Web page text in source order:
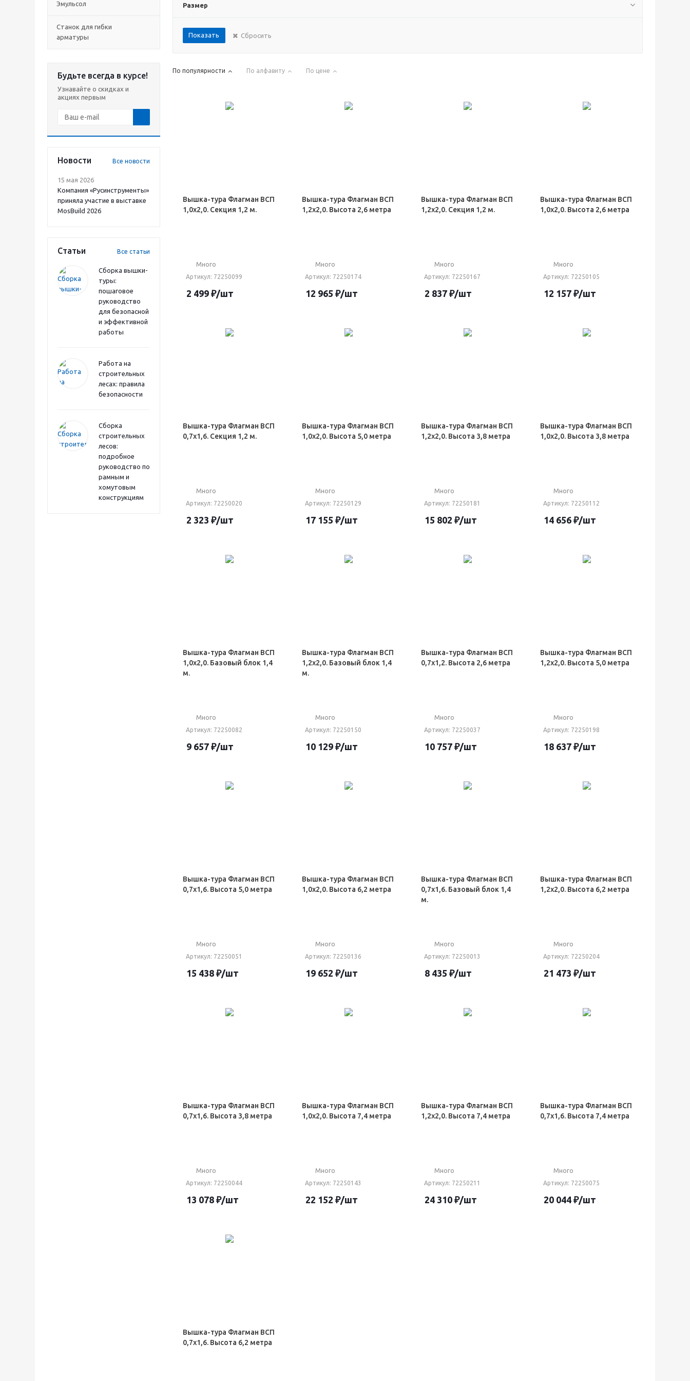
Эмульсол
Станок для гибки
арматуры
Будьте всегда в курсе!
Узнавайте о скидках и
акциях первым
Новости Все новости
15 мая 2026
Компания «Русинструменты»
приняла участие в выставке
MosBuild 2026
Статьи Все статьи
Сборка вышки-
туры:
пошаговое
руководство
для безопасной
и эффективной
работы
Работа на
строительных
лесах: правила
безопасности
Сборка
строительных
лесов:
подробное
руководство по
рамным и
хомутовым
конструкциям
Размер
Показать Сбросить
По популярности По алфавиту По цене
Вышка-тура Флагман ВСП
1,0х2,0. Секция 1,2 м.
Много
Артикул: 72250099
2 499 ₽/шт
Вышка-тура Флагман ВСП
1,2х2,0. Высота 2,6 метра
Много
Артикул: 72250174
12 965 ₽/шт
Вышка-тура Флагман ВСП
1,2х2,0. Секция 1,2 м.
Много
Артикул: 72250167
2 837 ₽/шт
Вышка-тура Флагман ВСП
1,0х2,0. Высота 2,6 метра
Много
Артикул: 72250105
12 157 ₽/шт
Вышка-тура Флагман ВСП
0,7х1,6. Секция 1,2 м.
Много
Артикул: 72250020
2 323 ₽/шт
Вышка-тура Флагман ВСП
1,0х2,0. Высота 5,0 метра
Много
Артикул: 72250129
17 155 ₽/шт
Вышка-тура Флагман ВСП
1,2х2,0. Высота 3,8 метра
Много
Артикул: 72250181
15 802 ₽/шт
Вышка-тура Флагман ВСП
1,0х2,0. Высота 3,8 метра
Много
Артикул: 72250112
14 656 ₽/шт
Вышка-тура Флагман ВСП
1,0х2,0. Базовый блок 1,4
м.
Много
Артикул: 72250082
9 657 ₽/шт
Вышка-тура Флагман ВСП
1,2х2,0. Базовый блок 1,4
м.
Много
Артикул: 72250150
10 129 ₽/шт
Вышка-тура Флагман ВСП
0,7х1,2. Высота 2,6 метра
Много
Артикул: 72250037
10 757 ₽/шт
Вышка-тура Флагман ВСП
1,2х2,0. Высота 5,0 метра
Много
Артикул: 72250198
18 637 ₽/шт
Вышка-тура Флагман ВСП
0,7х1,6. Высота 5,0 метра
Много
Артикул: 72250051
15 438 ₽/шт
Вышка-тура Флагман ВСП
1,0х2,0. Высота 6,2 метра
Много
Артикул: 72250136
19 652 ₽/шт
Вышка-тура Флагман ВСП
0,7х1,6. Базовый блок 1,4
м.
Много
Артикул: 72250013
8 435 ₽/шт
Вышка-тура Флагман ВСП
1,2х2,0. Высота 6,2 метра
Много
Артикул: 72250204
21 473 ₽/шт
Вышка-тура Флагман ВСП
0,7х1,6. Высота 3,8 метра
Много
Артикул: 72250044
13 078 ₽/шт
Вышка-тура Флагман ВСП
1,0х2,0. Высота 7,4 метра
Много
Артикул: 72250143
22 152 ₽/шт
Вышка-тура Флагман ВСП
1,2х2,0. Высота 7,4 метра
Много
Артикул: 72250211
24 310 ₽/шт
Вышка-тура Флагман ВСП
0,7х1,6. Высота 7,4 метра
Много
Артикул: 72250075
20 044 ₽/шт
Вышка-тура Флагман ВСП
0,7х1,6. Высота 6,2 метра